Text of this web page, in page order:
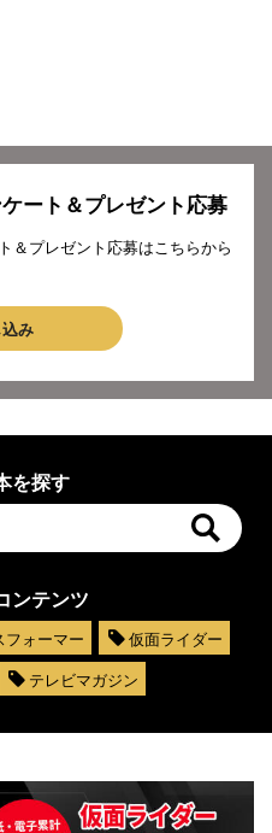
ート＆プレゼント応募
＆プレゼント応募はこちらから
み
を探す
ンテンツ
フォーマー
仮面ライダー
テレビマガジン